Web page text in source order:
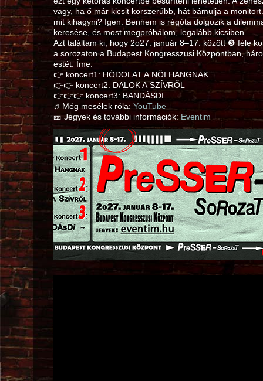
vagy, ha ő már kicsit korszerűbb, hát bámulja a
mit kihagyni? Igen. Bennem is régóta dolgozik a
keresése, és most megpróbálom, legalább kicsiben…
Azt találtam ki, hogy 2o27. január 8–17. között ❸ féle
a sorozaton a Budapest Kongresszusi Központban,
estét. Íme:
👉 koncert1: HÓDOLAT A NŐI HANGNAK
👉👉 koncert2: DALOK A SZÍVRŐL
👉👉👉 koncert3: BANDÁSDI
♫ Még mesélek róla: YouTube
🎫 Jegyek és további információk: Eventim